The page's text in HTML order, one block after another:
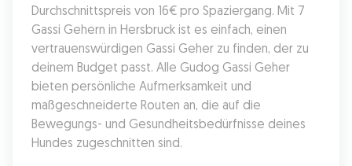
Durchschnittspreis von 16€ pro Spaziergang. Mit 7
Gassi Gehern in Hersbruck ist es einfach, einen
vertrauenswürdigen Gassi Geher zu finden, der zu
deinem Budget passt. Alle Gudog Gassi Geher
bieten persönliche Aufmerksamkeit und
maßgeschneiderte Routen an, die auf die
Bewegungs- und Gesundheitsbedürfnisse deines
Hundes zugeschnitten sind.